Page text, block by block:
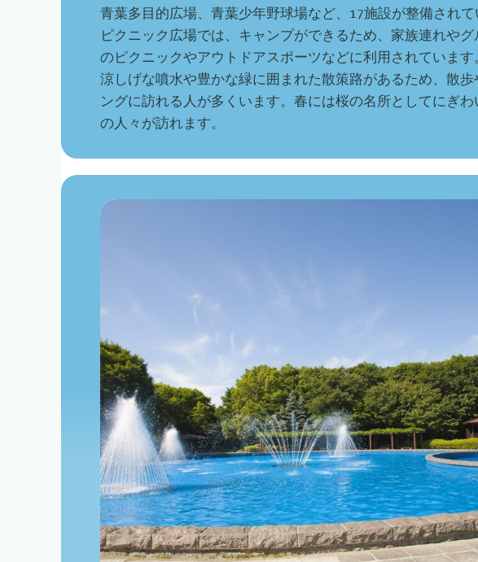
青葉多目的広場、青葉少年野球場など、17施設が整備されて
ピクニック広場では、キャンプができるため、家族連れや
のピクニックやアウトドアスポーツなどに利用されています
涼しげな噴水や豊かな緑に囲まれた散策路があるため、散歩
ングに訪れる人が多くいます。春には桜の名所としてにぎわ
の人々が訪れます。